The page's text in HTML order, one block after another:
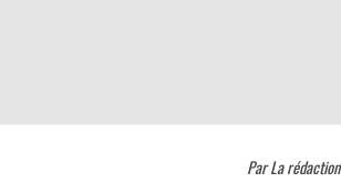
ParLa rédaction